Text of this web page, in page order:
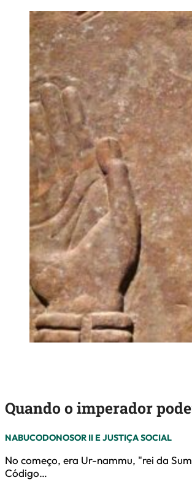
Quando o imperador
NABUCODONOSOR II E JUSTIÇA SOCIAL
No começo, era Ur-nammu, "rei da
Código…